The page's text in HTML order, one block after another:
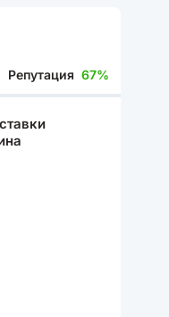
Репутация 67%